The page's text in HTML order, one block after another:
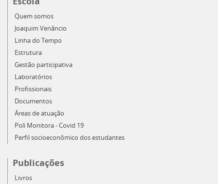
Quem somos
Joaquim Venâncio
Linha do Tempo
Estrutura
Gestão participativa
Laboratórios
Profissionais
Documentos
Áreas de atuação
Poli Monitora - Covid 19
Perfil socioeconômico dos estudantes
Publicações
Livros